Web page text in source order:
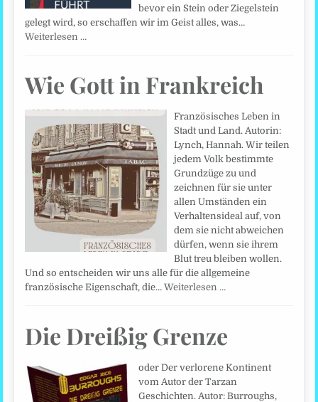
bevor ein Stein oder Ziegelstein
gelegt wird, so erschaffen wir im Geist alles, was…
Weiterlesen …
Wie Gott in Frankreich
Französisches Leben in
Stadt und Land. Autorin:
Lynch, Hannah. Wir teilen
jedem Volk bestimmte
Grundzüge zu und
zeichnen für sie unter
allen Umständen ein
Verhaltensideal auf, von
dem sie nicht abweichen
dürfen, wenn sie ihrem
Blut treu bleiben wollen.
Und so entscheiden wir uns alle für die allgemeine
französische Eigenschaft, die…Weiterlesen …
Die Dreißig Grenze
oder Der verlorene Kontinent
vom Autor der Tarzan
Geschichten. Autor: Burroughs,